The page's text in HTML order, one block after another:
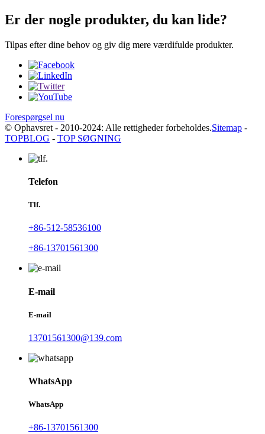
Er der nogle produkter, du kan lide?
Tilpas efter dine behov og giv dig mere værdifulde produkter.
Forespørgsel nu
© Ophavsret - 2010-2024: Alle rettigheder forbeholdes.Sitemap -
TOPBLOG - TOP SØGNING
Telefon
Tlf.
+86-512-58536100
+86-13701561300
E-mail
E-mail
13701561300@139.com
WhatsApp
WhatsApp
+86-13701561300